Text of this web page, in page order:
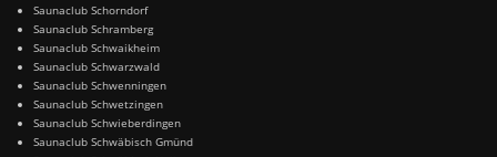
Saunaclub Schorndorf
Saunaclub Schramberg
Saunaclub Schwaikheim
Saunaclub Schwarzwald
Saunaclub Schwenningen
Saunaclub Schwetzingen
Saunaclub Schwieberdingen
Saunaclub Schwäbisch Gmünd